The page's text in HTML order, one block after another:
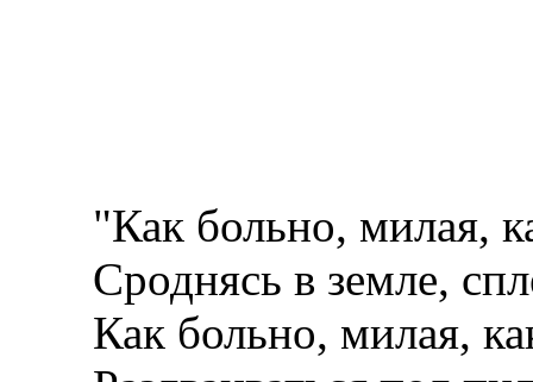
"Как больно, милая,
Сроднясь в земле,
Как больно, милая,